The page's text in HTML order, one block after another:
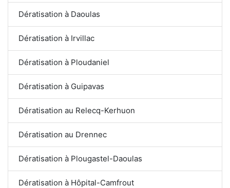
Dératisation à Daoulas
Dératisation à Irvillac
Dératisation à Ploudaniel
Dératisation à Guipavas
Dératisation au Relecq-Kerhuon
Dératisation au Drennec
Dératisation à Plougastel-Daoulas
Dératisation à Hôpital-Camfrout